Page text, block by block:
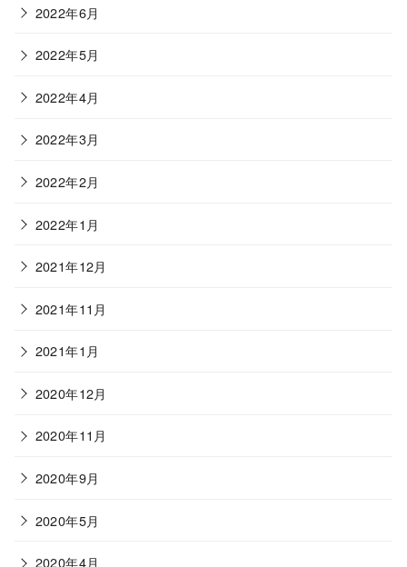
2022年6月
2022年5月
2022年4月
2022年3月
2022年2月
2022年1月
2021年12月
2021年11月
2021年1月
2020年12月
2020年11月
2020年9月
2020年5月
2020年4月